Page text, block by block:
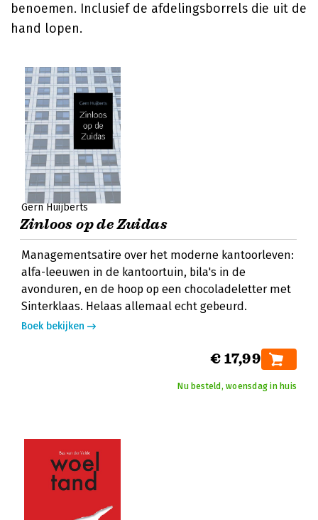
benoemen. Inclusief de afdelingsborrels die uit de
hand lopen.
Gern Huijberts
Zinloos op de Zuidas
Managementsatire over het moderne kantoorleven:
alfa-leeuwen in de kantoortuin, bila's in de
avonduren, en de hoop op een chocoladeletter met
Sinterklaas. Helaas allemaal echt gebeurd.
Boek bekijken
€ 17,99
Nu besteld, woensdag in huis